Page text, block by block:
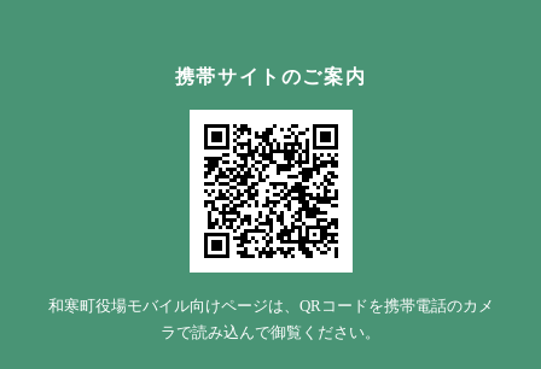
携帯サイトのご案内
和寒町役場モバイル向けページは、QRコードを携帯電話のカメ
ラで読み込んで御覧ください。